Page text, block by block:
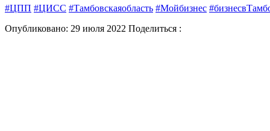
#ЦПП #ЦИСС #Тамбовскаяобласть #Мойбизнес
Опубликовано: 29 июля 2022 Поделиться :